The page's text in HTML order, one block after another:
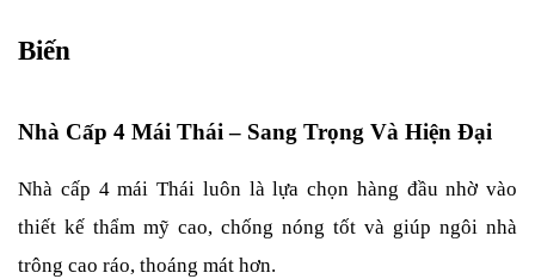
Biến
Nhà Cấp 4 Mái Thái – Sang Trọng Và Hiện Đại
Nhà cấp 4 mái Thái luôn là lựa chọn hàng đầu nhờ vào
thiết kế thẩm mỹ cao, chống nóng tốt và giúp ngôi nhà
trông cao ráo, thoáng mát hơn.